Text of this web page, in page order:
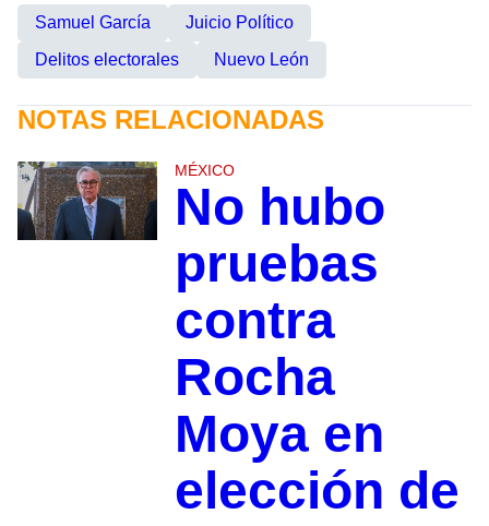
Samuel García
Juicio Político
Delitos electorales
Nuevo León
NOTAS RELACIONADAS
MÉXICO
No hubo
pruebas
contra
Rocha
Moya en
elección de